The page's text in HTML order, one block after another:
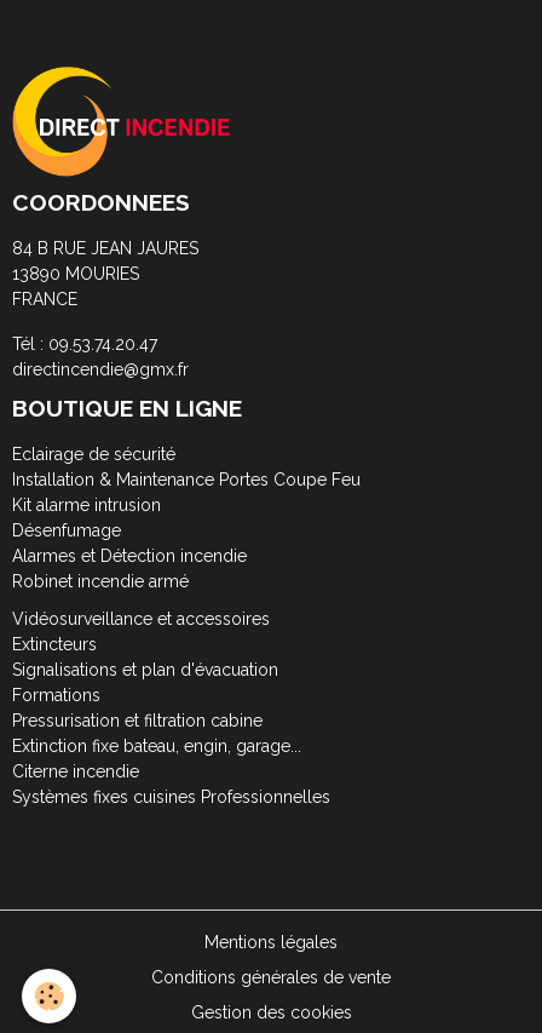
COORDONNEES
84 B RUE JEAN JAURES
13890 MOURIES
FRANCE
Tél : 09.53.74.20.47
directincendie@gmx.fr
BOUTIQUE EN LIGNE
Eclairage de sécurité
Installation & Maintenance Portes Coupe Feu
Kit alarme intrusion
Désenfumage
Alarmes et Détection incendie
Robinet incendie armé
Vidéosurveillance et accessoires
Extincteurs
Signalisations et plan d'évacuation
Formations
Pressurisation et filtration cabine
Extinction fixe bateau, engin, garage...
Citerne incendie
Systèmes fixes cuisines Professionnelles
Mentions légales
Conditions générales de vente
Gestion des cookies